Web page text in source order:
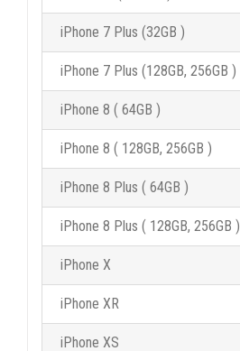
iPhone 7 Plus (32GB )
iPhone 7 Plus (128GB, 256GB )
iPhone 8 ( 64GB )
iPhone 8 ( 128GB, 256GB )
iPhone 8 Plus ( 64GB )
iPhone 8 Plus ( 128GB, 256GB )
iPhone X
iPhone XR
iPhone XS